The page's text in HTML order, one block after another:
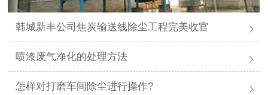
韩城新丰公司焦炭输送线除尘工程完美收官
喷漆废气净化的处理方法
怎样对打磨车间除尘进行操作?